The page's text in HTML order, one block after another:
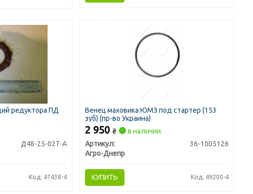
редуктора ПД
Д48-25-027-А
Код: 47438-4
Венец маховика ЮМЗ под стартер (153
зуб) (пр-во Украина)
2 950₴
в наличии
Артикул:
36-1005126
Агро-Днепр
КУПИТЬ Код: 49200-4